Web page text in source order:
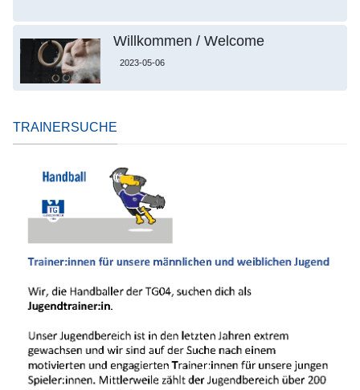
Willkommen / Welcome
2023-05-06
TRAINERSUCHE